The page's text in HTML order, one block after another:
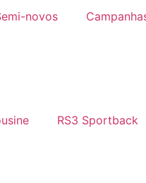
novos
RS3 Sportback